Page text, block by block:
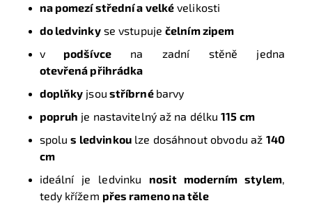
na pomezí střední a velké velikosti
do ledvinkyse vstupuječelním zipem
vpodšívcena zadní stěně jedna
otevřená přihrádka
doplňky jsou stříbrné barvy
popruh je nastavitelný až na délku115 cm
spolus ledvinkoulze dosáhnout obvodu až 140
cm
ideální je ledvinku nosit moderním stylem,
tedy křížem přes rameno na těle